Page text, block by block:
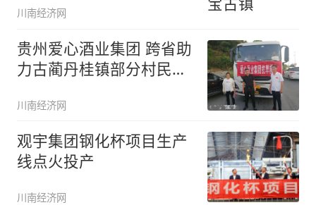
川南经济网
贵州爱心酒业集团 跨省助
力古蔺丹桂镇部分村民饮
川南经济网
观宇集团钢化杯项目生产
线点火投产
川南经济网